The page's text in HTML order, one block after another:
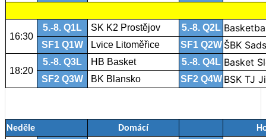
16:30
5.-8. Q1L SK K2 Prostějov 5.-8. Q2L
SF1 Q1W Lvice Litoměřice SF1 Q2W ŠBK
18:20
5.-8. Q3L HB Basket 5.-8. Q4L Basket
SF2 Q3W BK Blansko SF2 Q4W BSK TJ
Neděle Domácí